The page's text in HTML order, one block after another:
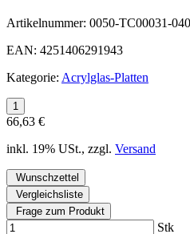
Artikelnummer: 0050-TC00031-
EAN: 4251406291943
Kategorie: Acrylglas-Platten
66,63 €
inkl. 19% USt., zzgl. Versand
Wunschzettel
Vergleichsliste
Frage zum Produkt
Stk